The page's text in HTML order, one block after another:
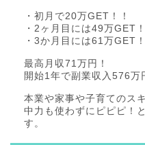
・初月で20万GET！！
・2ヶ月目には49万GET！
・3か月目には61万GET！
最高月収71万円！
開始1年で副業収入576万
本業や家事や子育てのス
中力も使わずにピピピ！
す。